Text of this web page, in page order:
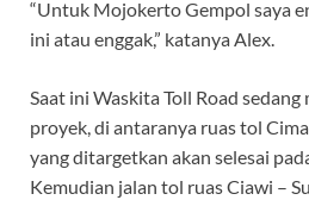
“Untuk Mojokerto Gempol saya
ini atau enggak,” katanya Alex.
Saat ini Waskita Toll Road
proyek, di antaranya ruas tol
yang ditargetkan akan selesai
Kemudian jalan tol ruas Ciawi –